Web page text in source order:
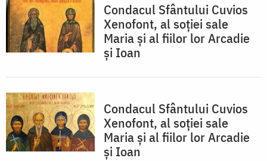
Condacul Sfântului Cuvios
Xenofont, al soţiei sale
Maria şi al fiilor lor Arcadie
şi Ioan
Condacul Sfântului Cuvios
Xenofont, al soţiei sale
Maria şi al fiilor lor Arcadie
şi Ioan